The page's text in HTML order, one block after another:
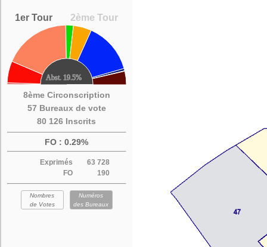
1er Tour 2ème Tour
8ème Circonscription
57 Bureaux de vote
80 126 Inscrits
FO : 0.29%
Exprimés
63 728
FO
190
Nombres
de Votes
Numéros
des Bureaux